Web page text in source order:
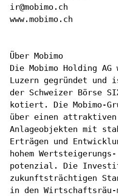
ir@mobimo.ch
www.mobimo.ch
Über Mobimo
Die Mobimo Holding
Luzern gegründet und
der Schweizer Börse
kotiert. Die Mobimo-
über einen
Anlageobjekten mit
Erträgen und
hohem Wertsteigerungs-
potenzial. Die
zukunftsträchtigen
in den Wirtschaftsräu-